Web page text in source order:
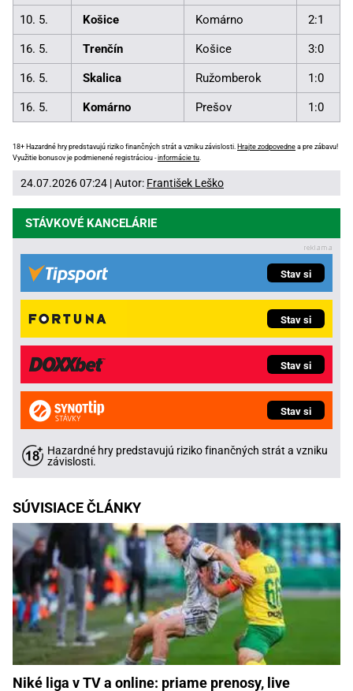
10. 5. Košice Komárno 2:1
16. 5. Trenčín Košice 3:0
16. 5. Skalica Ružomberok 1:0
16. 5. Komárno Prešov 1:0
18+ Hazardné hry predstavujú riziko finančných strát a vzniku závislosti. Hrajte zodpovedne a pre zábavu!
Využitie bonusov je podmienené registráciou -informácie tu
24.07.2026 07:24 | Autor: František Leško
STÁVKOVÉ KANCELÁRIE
Stav si
Stav si
Stav si
Stav si
Hazardné hry predstavujú riziko finančných strát a vzniku
závislosti.
SÚVISIACE ČLÁNKY
Niké liga v TV a online: priame prenosy, live